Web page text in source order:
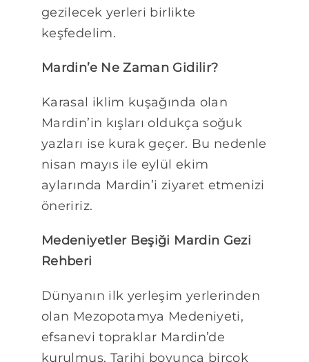
gezilecek yerleri birlikte
keşfedelim.
Mardin’e Ne Zaman Gidilir?
Karasal iklim kuşağında olan
Mardin’in kışları oldukça soğuk
yazları ise kurak geçer. Bu nedenle
nisan mayıs ile eylül ekim
aylarında Mardin’i ziyaret etmenizi
öneririz.
Medeniyetler Beşiği Mardin Gezi
Rehberi
Dünyanın ilk yerleşim yerlerinden
olan Mezopotamya Medeniyeti,
efsanevi topraklar Mardin’de
kurulmuş. Tarihi boyunca birçok